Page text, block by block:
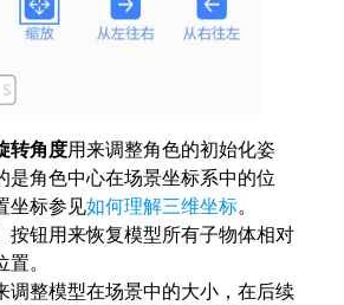
转角度用来调整角色的初始化姿
是角色中心在场景坐标系中的位
坐标参见如何理解三维坐标。
按钮用来恢复模型所有子物体相对
。
调整模型在场景中的大小，在后续